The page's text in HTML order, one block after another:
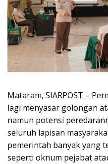
Mataram, SIARPOST –
lagi menyasar golongan
namun potensi
seluruh lapisan
pemerintah banyak yang
seperti oknum pejabat